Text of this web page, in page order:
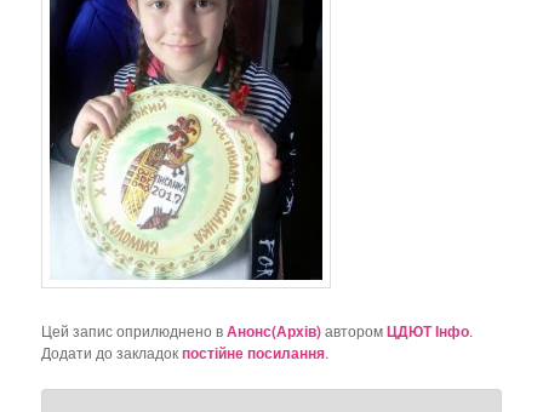
Цей запис оприлюднено вАнонс(Архів)авторомЦДЮТ Інфо.
Додати до закладокпостійне посилання.